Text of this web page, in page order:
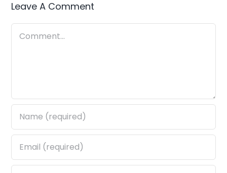
Leave A Comment
Comment